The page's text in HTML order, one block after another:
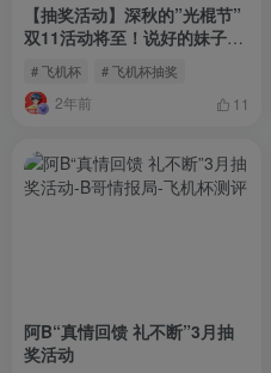
【抽奖活动】深秋的”光棍节”
双11活动将至！说好的妹子
# 飞机杯 # 飞机杯抽奖
2年前 11
阿B“真情回馈 礼不断”3月抽
奖活动